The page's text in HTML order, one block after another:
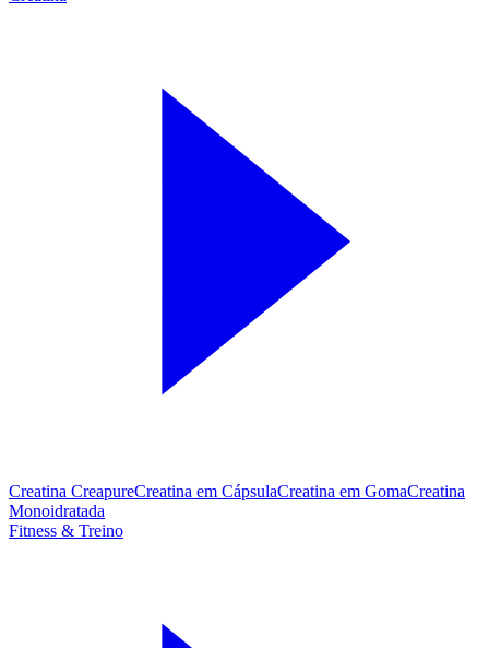
Creatina CreapureCreatina em CápsulaCreatina em GomaCreatina
Monoidratada
Fitness & Treino